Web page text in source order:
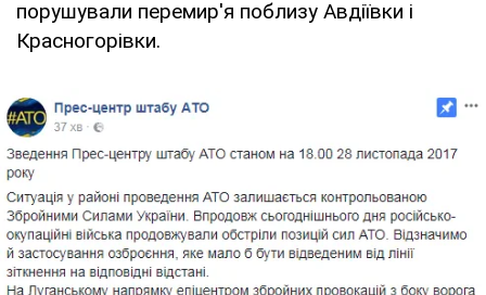
порушували перемир'я поблизу Авдіївки і
Красногорівки.